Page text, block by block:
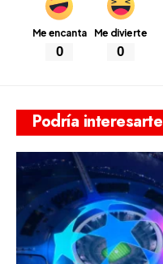
Me encanta
0
Me divierte
0
Podría interesarte